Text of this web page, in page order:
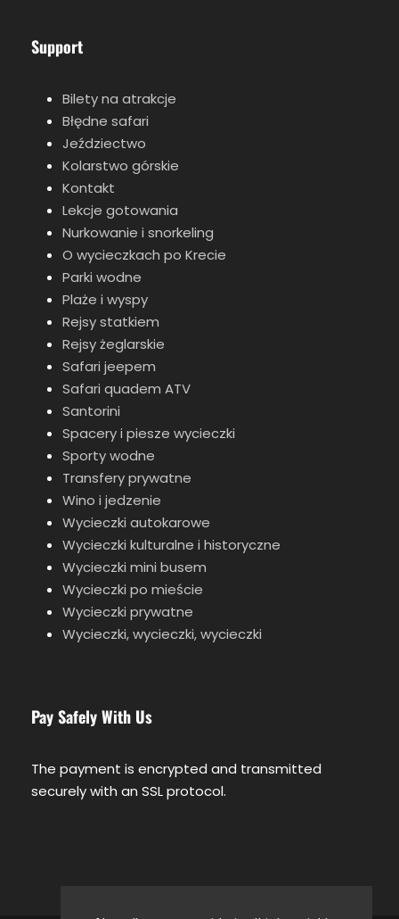
Wycieczka FAQ
Ważne informacje
W momencie dokonywania rezerwacji
prosimy o podanie nazwy hotelu i lokalizacji.
Zostaniesz powiadomiony e-mailem o
dokładnych szczegółach odbioru
Aby wziąć udział w rejsie, należy zabrać ze
sobą paszport lub dowód osobisty
Po dokonaniu rezerwacji poprosimy Cię o
podanie imienia i nazwiska, narodowości,
numeru dokumentu, daty urodzenia dla
każdego klienta. Informacje te są
wymagane do dokumentacji policji portowej.
Miejsce wyjazdu i powrotu
Godzina odjazdu
Wiek i ceny wycieczek
Anulowanie rezerwacji
Zdjęcia
Support
Bilety na atrakcje
Błędne safari
Jeździectwo
Kolarstwo górskie
Kontakt
Lekcje gotowania
Nurkowanie i snorkeling
O wycieczkach po Krecie
Parki wodne
Plaże i wyspy
Rejsy statkiem
Rejsy żeglarskie
Safari jeepem
Safari quadem ATV
Santorini
Spacery i piesze wycieczki
Sporty wodne
Transfery prywatne
Wino i jedzenie
Wycieczki autokarowe
Wycieczki kulturalne i historyczne
Wycieczki mini busem
Wycieczki po mieście
Wycieczki prywatne
Wycieczki, wycieczki, wycieczki
Pay Safely With Us
The payment is encrypted and transmitted
securely with an SSL protocol.